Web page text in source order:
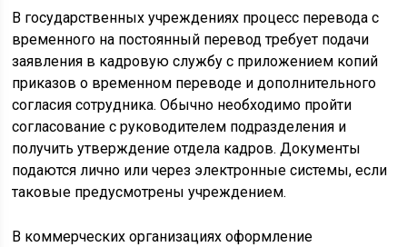
В государственных учреждениях процесс перевода с
временного на постоянный перевод требует подачи
заявления в кадровую службу с приложением копий
приказов о временном переводе и дополнительного
согласия сотрудника. Обычно необходимо пройти
согласование с руководителем подразделения и
получить утверждение отдела кадров. Документы
подаются лично или через электронные системы, если
таковые предусмотрены учреждением.
В коммерческих организациях оформление